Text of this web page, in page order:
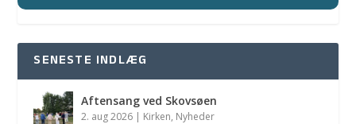
SENESTE INDLÆG
Aftensang ved Skovsøen
2. aug 2026 | Kirken, Nyheder